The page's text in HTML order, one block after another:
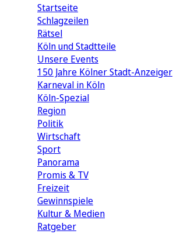
Startseite
Schlagzeilen
Rätsel
Köln und Stadtteile
Unsere Events
150 Jahre Kölner Stadt-Anzeiger
Karneval in Köln
Köln-Spezial
Region
Politik
Wirtschaft
Sport
Panorama
Promis & TV
Freizeit
Gewinnspiele
Kultur & Medien
Ratgeber